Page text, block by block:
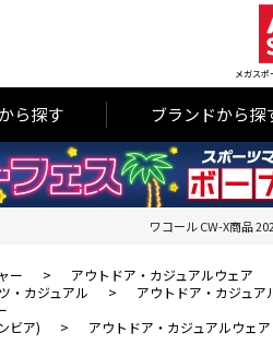
メガスポ
ら探す ブランドから探
ワコール CW-X商品
ー > アウトドア・カジュアルウェア
・カジュアル > アウトドア・カジュア
ビア) > アウトドア・カジュアルウェア